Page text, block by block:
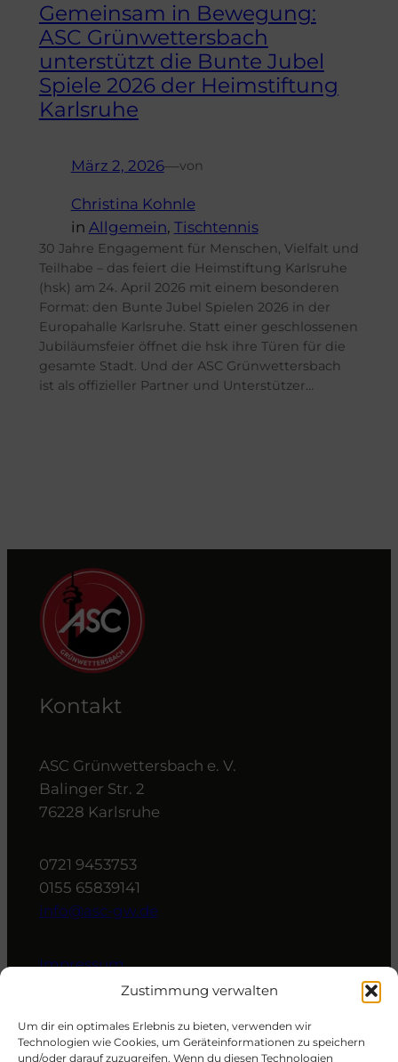
Zustimmung verwalten
Um dir ein optimales Erlebnis zu bieten, verwenden wir
Technologien wie Cookies, um Geräteinformationen zu speichern
und/oder darauf zuzugreifen. Wenn du diesen Technologien
Gemeinsam in Bewegung:
ASC Grünwettersbach
unterstützt die Bunte Jubel
Spiele 2026 der Heimstiftung
Karlsruhe
März 2, 2026—von
Christina Kohnle
in Allgemein, Tischtennis
30 Jahre Engagement für Menschen, Vielfalt und
Teilhabe – das feiert die Heimstiftung Karlsruhe
(hsk) am 24. April 2026 mit einem besonderen
Format: den Bunte Jubel Spielen 2026 in der
Europahalle Karlsruhe. Statt einer geschlossenen
Jubiläumsfeier öffnet die hsk ihre Türen für die
gesamte Stadt. Und der ASC Grünwettersbach
ist als offizieller Partner und Unterstützer…
Kontakt
ASC Grünwettersbach e. V.
Balinger Str. 2
76228 Karlsruhe
0721 9453753
0155 65839141
info@asc-gw.de
Impressum
Datenschutzerklärung